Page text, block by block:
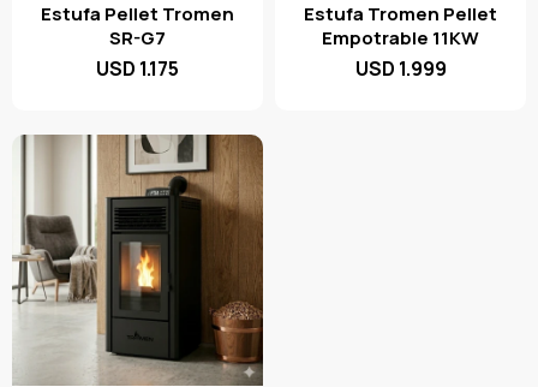
Estufa Pellet Tromen
SR-G7
USD 1.175
Estufa Tromen Pellet
Empotrable 11KW
USD 1.999